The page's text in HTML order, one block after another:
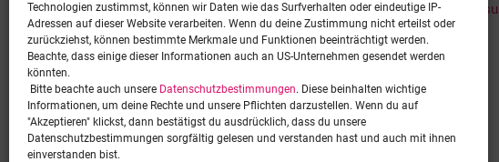
Technologien zustimmst, können wir Daten wie das Surfverhalten oder eindeutige IP-
Adressen auf dieser Website verarbeiten. Wenn du deine Zustimmung nicht erteilst oder
zurückziehst, können bestimmte Merkmale und Funktionen beeinträchtigt werden.
Beachte, dass einige dieser Informationen auch an US-Unternehmen gesendet werden
könnten.
Bitte beachte auch unsere Datenschutzbestimmungen. Diese beinhalten wichtige
Informationen, um deine Rechte und unsere Pflichten darzustellen. Wenn du auf
"Akzeptieren" klickst, dann bestätigst du ausdrücklich, dass du unsere
Datenschutzbestimmungen sorgfältig gelesen und verstanden hast und auch mit ihnen
einverstanden bist.